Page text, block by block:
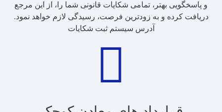
و پاسخگویی‌ بهتر، تمامی شکایات قانونی شما را، از این مرجع
دریافت کرده و به زودترین فرصت، رسیدگی لازم خواهد نمود.
آدرس سیستم ثبت شکایات